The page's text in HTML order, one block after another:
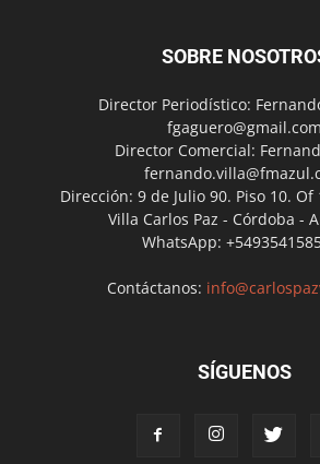
SOBRE
Director Periodístico:
fgaguero@gmail.com
Director Comercial:
Dirección: 9 de Julio 90. Piso 10. Of
Villa Carlos Paz - Córdoba -
WhatsApp:
Contáctanos:
SÍGUENOS